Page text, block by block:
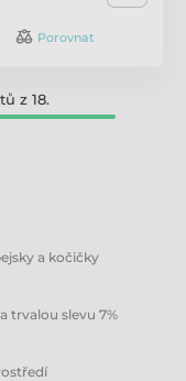
Porovnat
z 18.
a kočičky
trvalou slevu 7%